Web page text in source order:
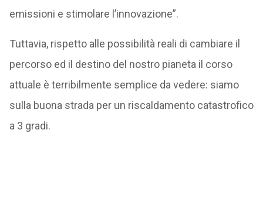
emissioni e stimolare l’innovazione”.
Tuttavia, rispetto alle possibilità reali di cambiare il
percorso ed il destino del nostro pianeta il corso
attuale è terribilmente semplice da vedere: siamo
sulla buona strada per un riscaldamento catastrofico
a 3 gradi.